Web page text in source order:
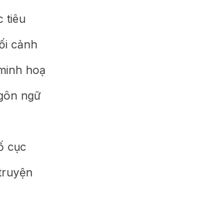
tiêu
cảnh
hoạ
ngữ
cục